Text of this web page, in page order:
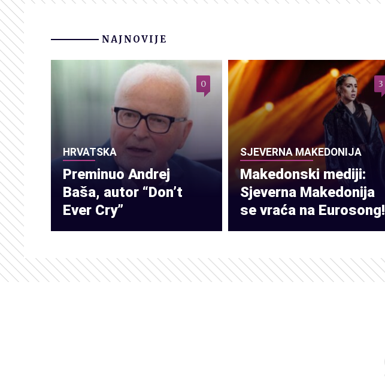
NAJNOVIJE
HRVATSKA
Preminuo Andrej
Baša, autor “Don’t
Ever Cry”
0
SJEVERNA MAKEDONIJA
Makedonski mediji:
Sjeverna Makedonija
se vraća na Eurosong!
3